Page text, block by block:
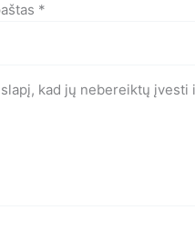
*
kad jų nebereiktų įvesti